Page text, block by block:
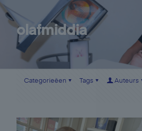
olafmiddia
Categorieëen Tags
Auteurs